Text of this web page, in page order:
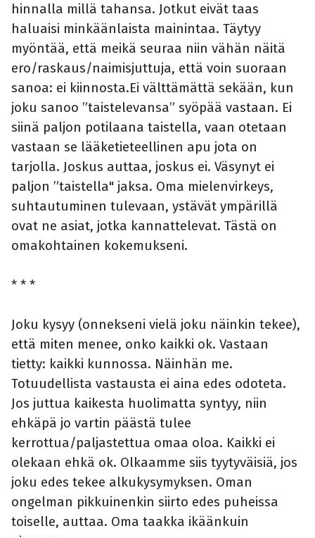
hinnalla millä tahansa. Jotkut eivät taas
haluaisi minkäänlaista mainintaa. Täytyy
myöntää, että meikä seuraa niin vähän näitä
ero/raskaus/naimisjuttuja, että voin suoraan
sanoa: ei kiinnosta.Ei välttämättä sekään, kun
joku sanoo ”taistelevansa” syöpää vastaan. Ei
siinä paljon potilaana taistella, vaan otetaan
vastaan se lääketieteellinen apu jota on
tarjolla. Joskus auttaa, joskus ei. Väsynyt ei
paljon ”taistella" jaksa. Oma mielenvirkeys,
suhtautuminen tulevaan, ystävät ympärillä
ovat ne asiat, jotka kannattelevat. Tästä on
omakohtainen kokemukseni.
* * *
Joku kysyy (onnekseni vielä joku näinkin tekee),
että miten menee, onko kaikki ok. Vastaan
tietty: kaikki kunnossa. Näinhän me.
Totuudellista vastausta ei aina edes odoteta.
Jos juttua kaikesta huolimatta syntyy, niin
ehkäpä jo vartin päästä tulee
kerrottua/paljastettua omaa oloa. Kaikki ei
olekaan ehkä ok. Olkaamme siis tyytyväisiä, jos
joku edes tekee alkukysymyksen. Oman
ongelman pikkuinenkin siirto edes puheissa
toiselle, auttaa. Oma taakka ikäänkuin